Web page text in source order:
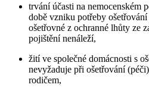
trvání účasti na nemocenském
době vzniku potřeby
ošetřovné z ochranné lhůty ze
pojištění nenáleží,
žití ve společné domácnosti s
nevyžaduje při ošetřování
rodičem,